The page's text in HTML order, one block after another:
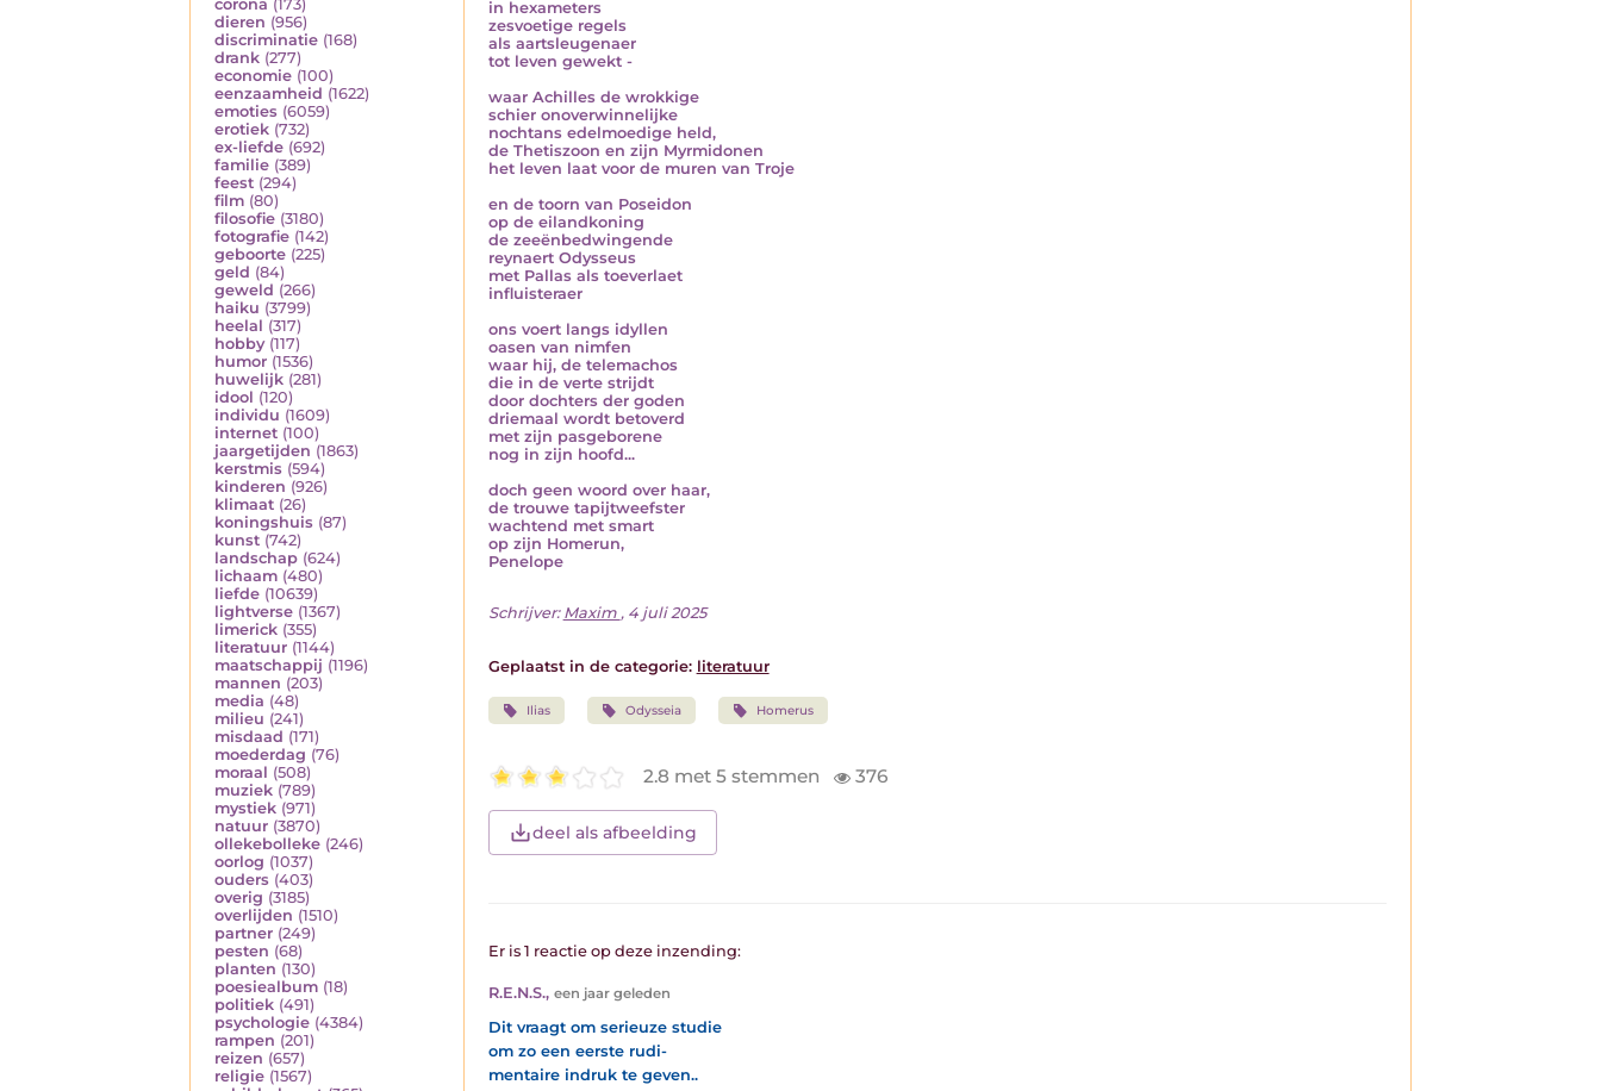
corona (173)
dieren (956)
discriminatie (168)
drank (277)
economie (100)
eenzaamheid (1622)
emoties (6059)
erotiek (732)
ex-liefde (692)
familie (389)
feest (294)
film (80)
filosofie (3180)
fotografie (142)
geboorte (225)
geld (84)
geweld (266)
haiku (3799)
heelal (317)
hobby (117)
humor (1536)
huwelijk (281)
idool (120)
individu (1609)
internet (100)
jaargetijden (1863)
kerstmis (594)
kinderen (926)
klimaat (26)
koningshuis (87)
kunst (742)
landschap (624)
lichaam (480)
liefde (10639)
lightverse (1367)
limerick (355)
literatuur (1144)
maatschappij (1196)
mannen (203)
media (48)
milieu (241)
misdaad (171)
moederdag (76)
moraal (508)
muziek (789)
mystiek (971)
natuur (3870)
ollekebolleke (246)
oorlog (1037)
ouders (403)
overig (3185)
overlijden (1510)
partner (249)
pesten (68)
planten (130)
poesiealbum (18)
politiek (491)
psychologie (4384)
rampen (201)
reizen (657)
religie (1567)
in hexameters
zesvoetige regels
als aartsleugenaer
tot leven gewekt -
waar Achilles de wrokkige
schier onoverwinnelijke
nochtans edelmoedige held,
de Thetiszoon en zijn Myrmidonen
het leven laat voor de muren van Troje
en de toorn van Poseidon
op de eilandkoning
de zeeënbedwingende
reynaert Odysseus
met Pallas als toeverlaet
influisteraer
ons voert langs idyllen
oasen van nimfen
waar hij, de telemachos
die in de verte strijdt
door dochters der goden
driemaal wordt betoverd
met zijn pasgeborene
nog in zijn hoofd...
doch geen woord over haar,
de trouwe tapijtweefster
wachtend met smart
op zijn Homerun,
Penelope
Schrijver: Maxim , 4 juli 2025
Geplaatst in de categorie: literatuur
Ilias Odysseia Homerus
2.8 met 5 stemmen 376
deel als afbeelding
Er is 1 reactie op deze inzending:
R.E.N.S., een jaar geleden
Dit vraagt om serieuze studie
om zo een eerste rudi-
mentaire indruk te geven..